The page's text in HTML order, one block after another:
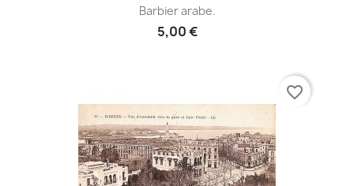
Barbier arabe.
5,00 €
favorite_border